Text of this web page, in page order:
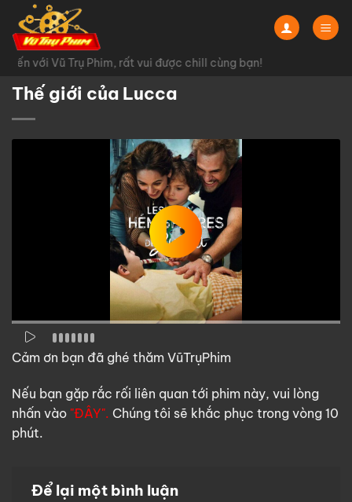
Chuyển
đến
nội
dungvới Vũ Trụ Phim, rất vui được chill cùng bạn!
Thế giới của Lucca
Cảm ơn bạn đã ghé thăm VũTrụPhim
Nếu bạn gặp rắc rối liên quan tới phim này, vui lòng
nhấn vào "ĐÂY". Chúng tôi sẽ khắc phục trong vòng 10
phút.
Để lại một bình luận